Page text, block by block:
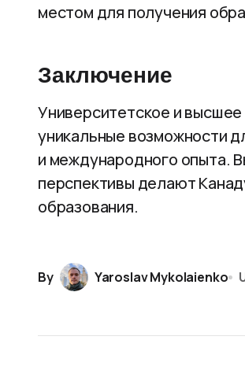
местом для получения
Заключение
Университетское и
уникальные возможности
и международного опыта.
перспективы делают
образования.
By Yaroslav Mykolaienko